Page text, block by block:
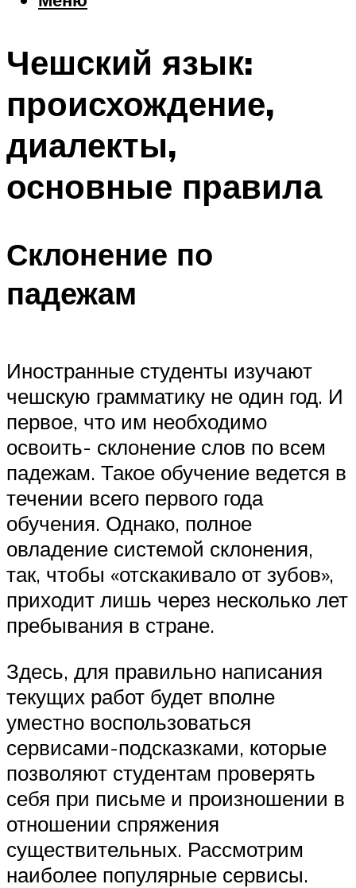
Шоппинг
Меню
Чешский язык:
происхождение,
диалекты,
основные правила
Склонение по
падежам
Иностранные студенты изучают
чешскую грамматику не один год. И
первое, что им необходимо
освоить- склонение слов по всем
падежам. Такое обучение ведется в
течении всего первого года
обучения. Однако, полное
овладение системой склонения,
так, чтобы «отскакивало от зубов»,
приходит лишь через несколько лет
пребывания в стране.
Здесь, для правильно написания
текущих работ будет вполне
уместно воспользоваться
сервисами-подсказками, которые
позволяют студентам проверять
себя при письме и произношении в
отношении спряжения
существительных. Рассмотрим
наиболее популярные сервисы.